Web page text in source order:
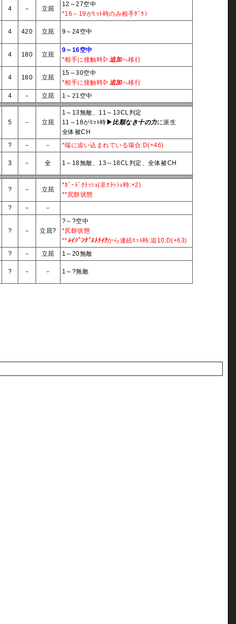
4 － 立屈
12～27空中
*16～19がﾋｯﾄ時のみ相手ﾀﾞｳﾝ
4 420 立屈 9～24空中
4 180 立屈
9～16空中
*相手に接触時▷追加へ移行
4 180 立屈
15～30空中
*相手に接触時▷追加へ移行
4 － 立屈 1～21空中
5 － 立屈
1～13無敵、11～13CL判定
11～18がﾋｯﾄ時 ▶比類なき十の力に派生
全体被CH
? － － *端に追い込まれている場合:D(+46)
3 － 全 1～18無敵、13～18CL判定、全体被CH
? － 立屈
*ｶﾞｰﾄﾞｸﾗｯｼｭ(非ｸﾗｯｼｭ時:+2)
**尻餅状態
? － －
? － 立屈?
?～?空中
*尻餅状態
**ﾚｲｼﾞﾝｸﾞｽﾄﾗｲｸから連続ﾋｯﾄ時:追10,D(+63)
? － 立屈 1～20無敵
? － － 1～?無敵